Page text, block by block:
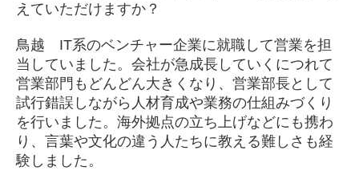
えていただけますか？
鳥越 IT系のベンチャー企業に就職して営業を担
当していました。会社が急成長していくにつれて
営業部門もどんどん大きくなり、営業部長として
試行錯誤しながら人材育成や業務の仕組みづくり
を行いました。海外拠点の立ち上げなどにも携わ
り、言葉や文化の違う人たちに教える難しさも経
験しました。